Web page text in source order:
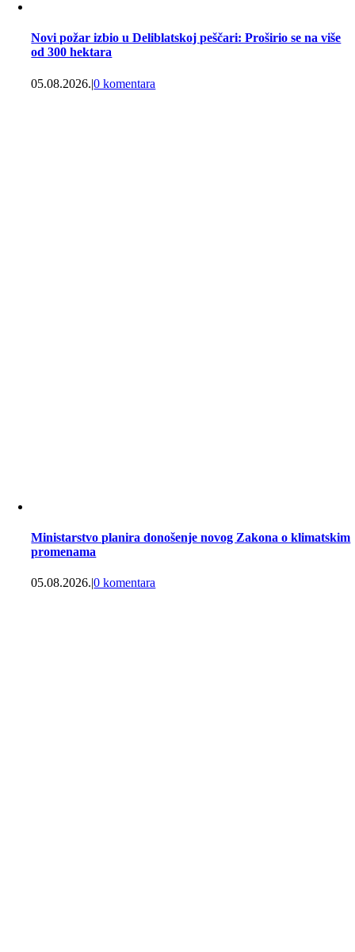
Novi požar izbio u Deliblatskoj peščari: Proširio se na više
od 300 hektara
05.08.2026.|0 komentara
Ministarstvo planira donošenje novog Zakona o klimatskim
promenama
05.08.2026.|0 komentara